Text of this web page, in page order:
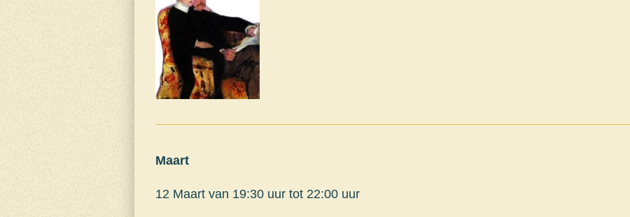
Maart
12 Maart van 19:30 uur tot 22:00 uur